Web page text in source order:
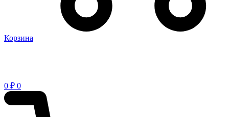
Корзина
0 ₽ 0